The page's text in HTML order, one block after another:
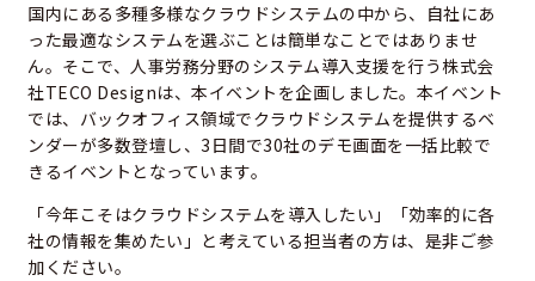
国内にある多種多様なクラウドシステムの中から、自社にあ
った最適なシステムを選ぶことは簡単なことではありませ
ん。そこで、人事労務分野のシステム導入支援を行う株式会
社TECO Designは、本イベントを企画しました。本イベント
では、バックオフィス領域でクラウドシステムを提供するベ
ンダーが多数登壇し、3日間で30社のデモ画面を一括比較で
きるイベントとなっています。
「今年こそはクラウドシステムを導入したい」「効率的に各
社の情報を集めたい」と考えている担当者の方は、是非ご参
加ください。